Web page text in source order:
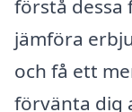
förstå dessa
jämföra
och få ett
förvänta dig